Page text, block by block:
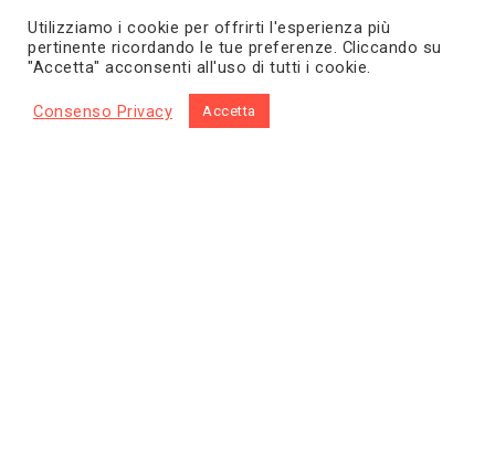
Utilizziamo i cookie per offrirti l'esperienza più
pertinente ricordando le tue preferenze. Cliccando su
"Accetta" acconsenti all'uso di tutti i cookie.
Consenso Privacy Accetta